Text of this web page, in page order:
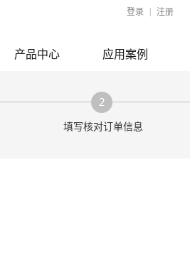
登录 注册
产品中心 应用案例
填写核对订单信息